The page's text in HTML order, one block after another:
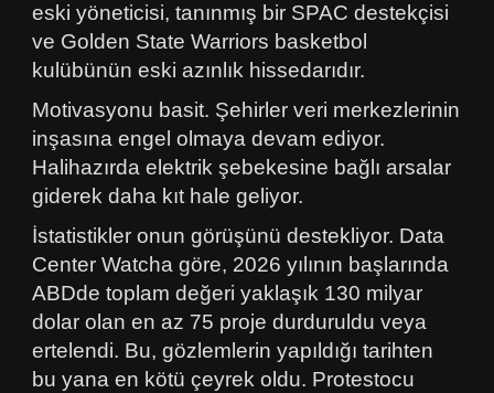
eski yöneticisi, tanınmış bir SPAC destekçisi
ve Golden State Warriors basketbol
kulübünün eski azınlık hissedarıdır.
Motivasyonu basit. Şehirler veri merkezlerinin
inşasına engel olmaya devam ediyor.
Halihazırda elektrik şebekesine bağlı arsalar
giderek daha kıt hale geliyor.
İstatistikler onun görüşünü destekliyor. Data
Center Watcha göre, 2026 yılının başlarında
ABDde toplam değeri yaklaşık 130 milyar
dolar olan en az 75 proje durduruldu veya
ertelendi. Bu, gözlemlerin yapıldığı tarihten
bu yana en kötü çeyrek oldu. Protestocu